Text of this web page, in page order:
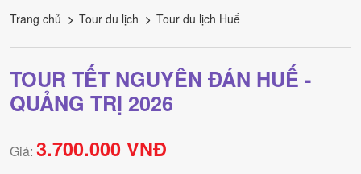
Tourism
Trang chủ Tour du lịch Tour du lịch Huế
TOUR TẾT NGUYÊN ĐÁN HUẾ -
QUẢNG TRỊ 2026
Giá: 3.700.000 VNĐ